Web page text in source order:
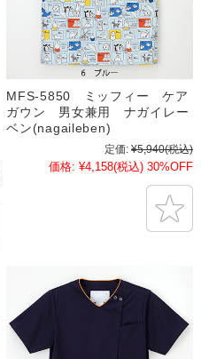
MFS-5850 ミッフィー ケア
ガウン 男女兼用 ナガイレー
ベン(nagaileben)
定価: ¥5,940(税込)
価格: ¥4,158(税込) 30%OFF